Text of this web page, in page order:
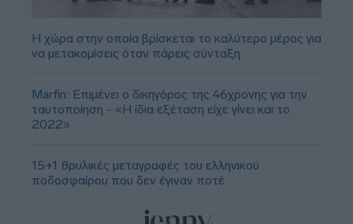
Η χώρα στην οποία βρίσκεται το καλύτερο μέρος για
να μετακομίσεις όταν πάρεις σύνταξη
Marfin: Επιμένει ο δικηγόρος της 46χρονης για την
ταυτοποίηση - «Η ίδια εξέταση είχε γίνει και το
2022»
15+1 θρυλικές μεταγραφές του ελληνικού
ποδοσφαίρου που δεν έγιναν ποτέ